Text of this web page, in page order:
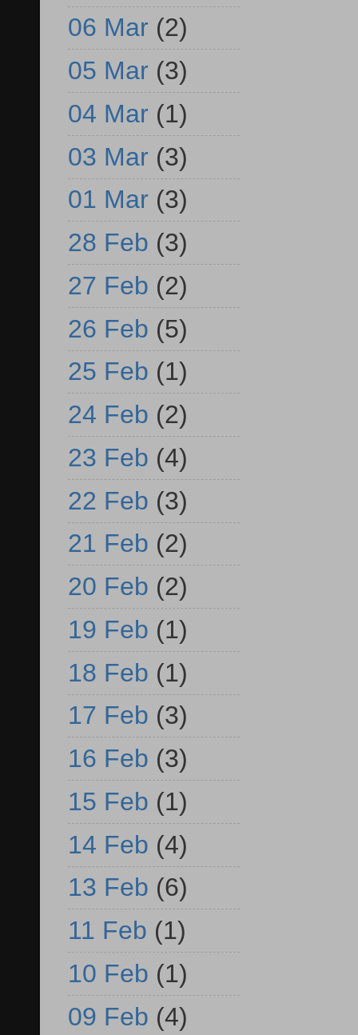
06 Mar (2)
05 Mar (3)
04 Mar (1)
03 Mar (3)
01 Mar (3)
28 Feb (3)
27 Feb (2)
26 Feb (5)
25 Feb (1)
24 Feb (2)
23 Feb (4)
22 Feb (3)
21 Feb (2)
20 Feb (2)
19 Feb (1)
18 Feb (1)
17 Feb (3)
16 Feb (3)
15 Feb (1)
14 Feb (4)
13 Feb (6)
11 Feb (1)
10 Feb (1)
09 Feb (4)